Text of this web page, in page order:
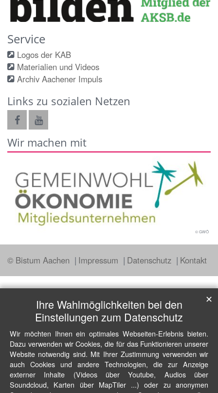
Service
Logos der KAB
Materialien und Videos
Archiv Aachener Impuls
Links zu sozialen Netzen
Wir machen mit
© GWÖ
© Bistum Aachen Impressum Datenschutz Kontakt
Ihre Wahlmöglichkeiten bei den
Einstellungen zum Datenschutz
Wir möchten Ihnen ein optimales Webseiten-Erlebnis bieten.
Dazu verwenden wir Cookies, die für das Funktionieren unserer
Website notwendig sind. Mit Ihrer Zustimmung verwenden wir
auch Cookies und andere Technologien, die zur Anzeige
externer Inhalte (Videos über Youtube, Audios über
Soundcloud, Karten über MapTiler ...) oder zu anonymen
✕